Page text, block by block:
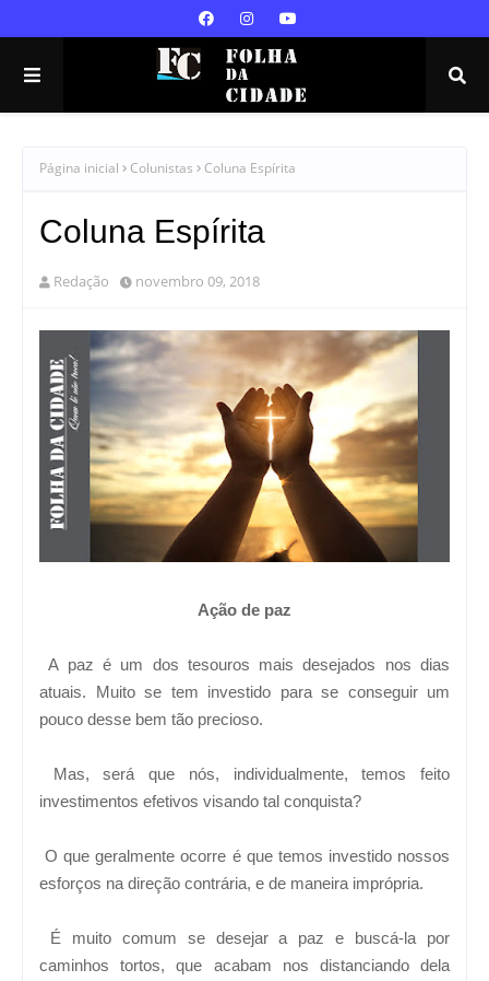
Página inicial Colunistas Coluna Espírita
Coluna Espírita
Redação novembro 09, 2018
Ação de paz
A paz é um dos tesouros mais desejados nos dias
atuais. Muito se tem investido para se conseguir um
pouco desse bem tão precioso.
Mas, será que nós, individualmente, temos feito
investimentos efetivos visando tal conquista?
O que geralmente ocorre é que temos investido nossos
esforços na direção contrária, e de maneira imprópria.
É muito comum se desejar a paz e buscá-la por
caminhos tortos, que acabam nos distanciando dela